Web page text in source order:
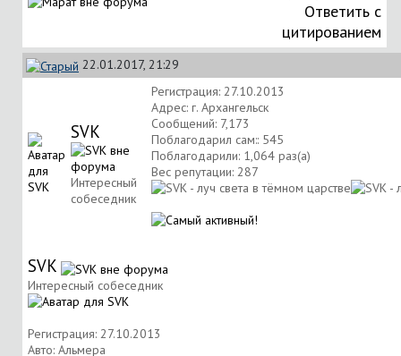
Ответить с
цитированием
22.01.2017, 21:29
SVK
Интересный
собеседник
Регистрация: 27.10.2013
Адрес: г. Архангельск
Сообщений: 7,173
Поблагодарил сам:: 545
Поблагодарили: 1,064 раз(а)
Вес репутации: 287
SVK
Интересный собеседник
Регистрация: 27.10.2013
Авто: Альмера